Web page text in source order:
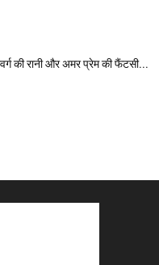
की रानी और अमर प्रेम की फैंटसी...